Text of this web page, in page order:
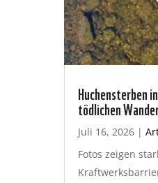
Huchensterben
tödlichen
Juli 16, 2026 |
Fotos zeigen